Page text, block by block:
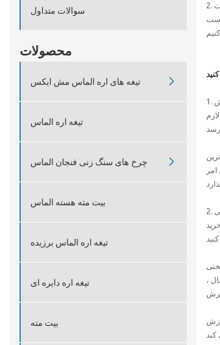
سوالات متداول
محصولات
تیغه های اره الماس مش ایکس 
تیغه اره الماس
چرخ های سنگ زنی فنجان الماس 
بیت مته هسته الماس
تیغه اره الماس برزیده
تیغه اره دایره ای
بیت مته
2. کافی نیست که فقط به درجه دیسک برش تکیه کنید ، بلکه به روزرسانی پیکربندی با توجه به ویژگی های دستگاه پشتیبانی و خصوصیات
،